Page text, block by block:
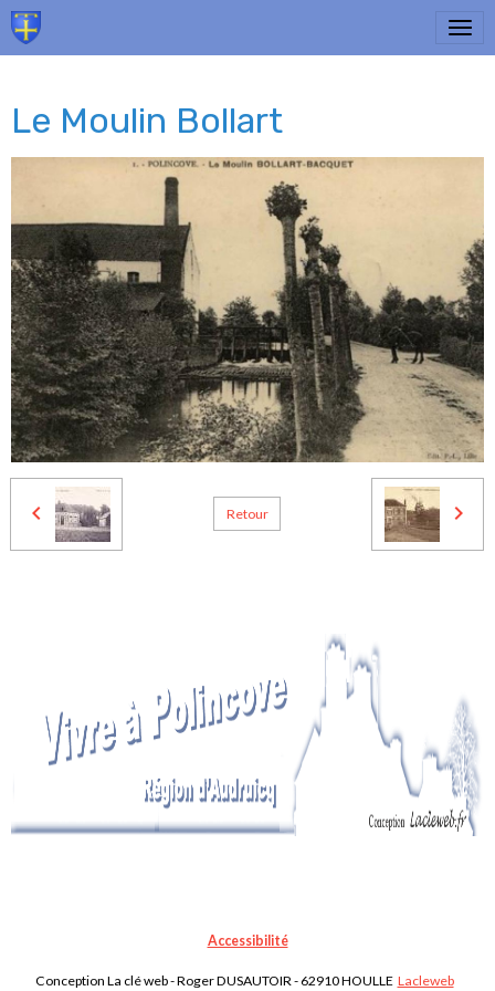
Le Moulin Bollart
Retour
Accessibilité
Conception La clé web - Roger DUSAUTOIR - 62910 HOULLE Lacleweb